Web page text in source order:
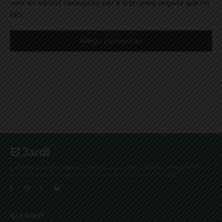
web en aquest navegador per a la propera vegada que ho
faci.
El Jardí
La Bonanova, Monterols, Galvany, Turó Parc, el Farró, el Putxet, Sarrià,
les Tres Torres, Pedralbes, Vallvidrera, les Planes i el Tibidabo
QUI SOM?